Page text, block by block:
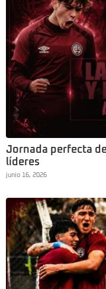
Jornada perfecta
líderes
junio 16, 2026